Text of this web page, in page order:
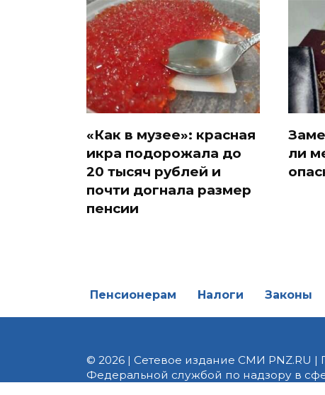
«Как в музее»: красная
икра подорожала до
20 тысяч рублей и
почти догнала размер
пенсии
ли
Пенсионерам Налоги Законы
© 2026 | Сетевое издание СМИ PNZ.RU
Федеральной службой по надзору в